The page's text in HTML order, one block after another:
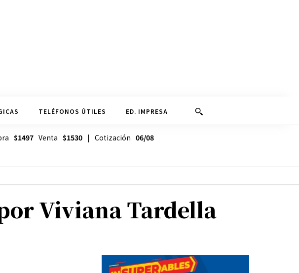
TELÉFONOS ÚTILES ED. IMPRESA
$1497Venta $1530| Cotización 06/08
Viviana Tardella